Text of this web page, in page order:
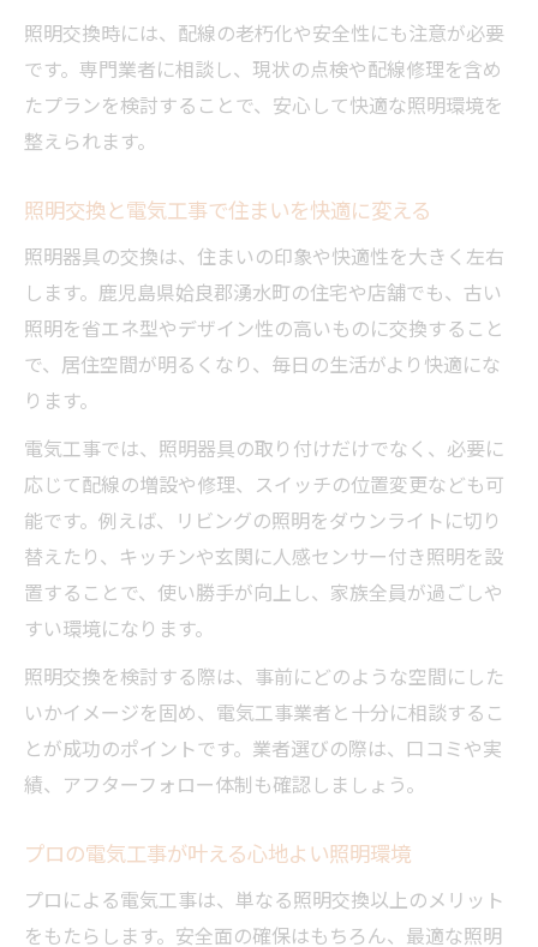
照明交換時には、配線の老朽化や安全性にも注意が必要
です。専門業者に相談し、現状の点検や配線修理を含め
たプランを検討することで、安心して快適な照明環境を
整えられます。
照明交換と電気工事で住まいを快適に変える
照明器具の交換は、住まいの印象や快適性を大きく左右
します。鹿児島県姶良郡湧水町の住宅や店舗でも、古い
照明を省エネ型やデザイン性の高いものに交換すること
で、居住空間が明るくなり、毎日の生活がより快適にな
ります。
電気工事では、照明器具の取り付けだけでなく、必要に
応じて配線の増設や修理、スイッチの位置変更なども可
能です。例えば、リビングの照明をダウンライトに切り
替えたり、キッチンや玄関に人感センサー付き照明を設
置することで、使い勝手が向上し、家族全員が過ごしや
すい環境になります。
照明交換を検討する際は、事前にどのような空間にした
いかイメージを固め、電気工事業者と十分に相談するこ
とが成功のポイントです。業者選びの際は、口コミや実
績、アフターフォロー体制も確認しましょう。
プロの電気工事が叶える心地よい照明環境
プロによる電気工事は、単なる照明交換以上のメリット
をもたらします。安全面の確保はもちろん、最適な照明